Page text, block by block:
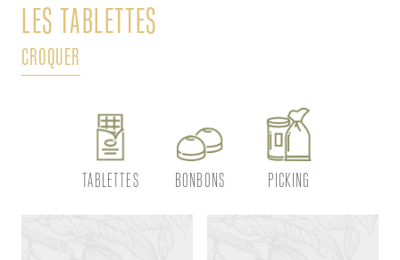
LES TABLETTES
CROQUER
TABLETTES BONBONS PICKING